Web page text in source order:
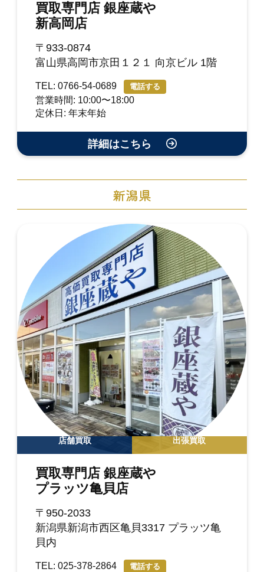
買取専門店 銀座蔵や
新高岡店
〒933-0874
富山県高岡市京田１２１ 向京ビル 1階
TEL: 0766-54-0689 電話する
営業時間: 10:00〜18:00
定休日: 年末年始
詳細はこちら
新潟県
店舗買取 出張買取
買取専門店 銀座蔵や
プラッツ亀貝店
〒950-2033
新潟県新潟市西区亀貝3317 プラッツ亀
貝内
TEL: 025-378-2864 電話する